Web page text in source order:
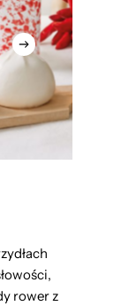
rower z